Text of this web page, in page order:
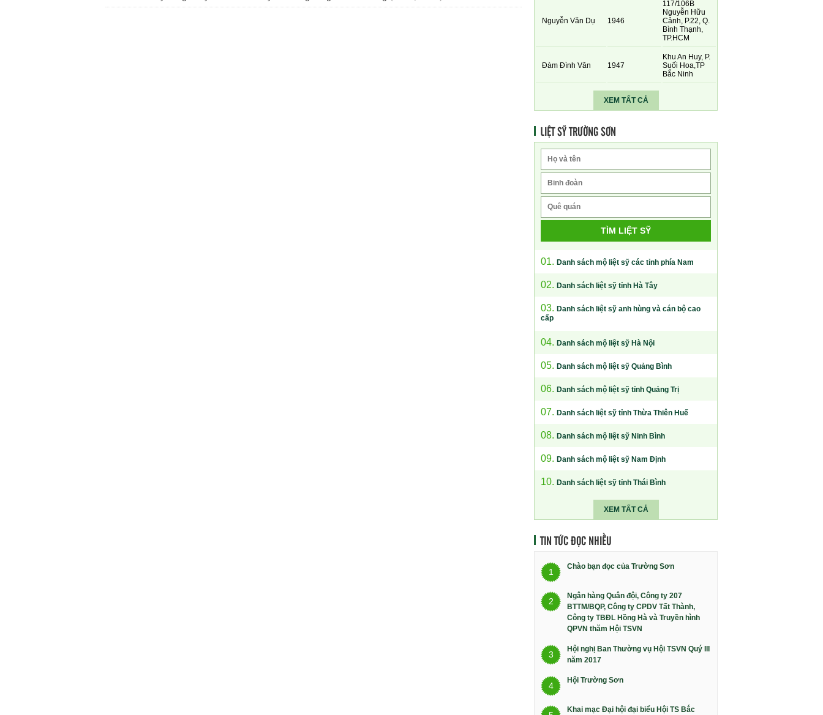
Nguyễn Văn Dụ 1946
117/106B
Nguyễn Hữu
Cảnh, P.22, Q.
Bình Thạnh,
TP.HCM
Đàm Đình Văn 1947
Khu An Huy, P.
Suối Hoa,TP
Bắc Ninh
XEM TẤT CẢ
LIỆT SỸ TRƯỜNG SƠN
TÌM LIỆT SỸ
01. Danh sách mộ liệt sỹ các tỉnh phía Nam
02. Danh sách liệt sỹ tỉnh Hà Tây
03. Danh sách liệt sỹ anh hùng và cán bộ cao
cấp
04. Danh sách mộ liệt sỹ Hà Nội
05. Danh sách mộ liệt sỹ Quảng Bình
06. Danh sách mộ liệt sỹ tỉnh Quảng Trị
07. Danh sách liệt sỹ tỉnh Thừa Thiên Huế
08. Danh sách mộ liệt sỹ Ninh Bình
09. Danh sách mộ liệt sỹ Nam Định
10. Danh sách liệt sỹ tỉnh Thái Bình
XEM TẤT CẢ
TIN TỨC ĐỌC NHIỀU
1
Chào bạn đọc của Trường Sơn
2
Ngân hàng Quân đội, Công ty 207
BTTM/BQP, Công ty CPDV Tất Thành,
Công ty TBĐL Hồng Hà và Truyền hình
QPVN thăm Hội TSVN
3
Hội nghị Ban Thường vụ Hội TSVN Quý III
năm 2017
4
Hội Trường Sơn
Khai mạc Đại hội đại biểu Hội TS Bắc